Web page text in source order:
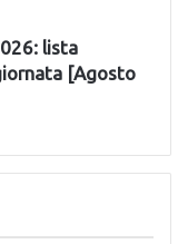
lista
[Agosto